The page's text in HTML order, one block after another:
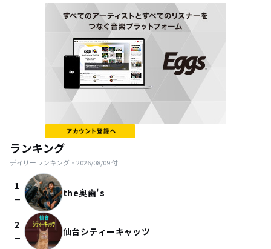
ランキング
デイリーランキング・ 2026/08/09付
1
check_indeterminate_small the奥歯's
2
check_indeterminate_small 仙台シティーキャッツ